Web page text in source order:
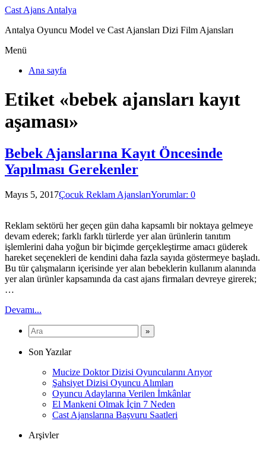
Cast Ajans Antalya
Antalya Oyuncu Model ve Cast Ajansları Dizi Film Ajansları
Menü
Ana sayfa
Etiket «bebek ajansları kayıt
aşaması»
Bebek Ajanslarına Kayıt Öncesinde
Yapılması Gerekenler
Mayıs 5, 2017Çocuk Reklam AjanslarıYorumlar: 0
Reklam sektörü her geçen gün daha kapsamlı bir noktaya gelmeye
devam ederek; farklı farklı türlerde yer alan ürünlerin tanıtım
işlemlerini daha yoğun bir biçimde gerçekleştirme amacı güderek
hareket seçenekleri de kendini daha fazla sayıda göstermeye başladı.
Bu tür çalışmaların içerisinde yer alan bebeklerin kullanım alanında
yer alan ürünler kapsamında da cast ajans firmaları devreye girerek;
…
Devamı...
Son Yazılar
Mucize Doktor Dizisi Oyuncularını Arıyor
Şahsiyet Dizisi Oyuncu Alımları
Oyuncu Adaylarına Verilen İmkânlar
El Mankeni Olmak İçin 7 Neden
Cast Ajanslarına Başvuru Saatleri
Arşivler